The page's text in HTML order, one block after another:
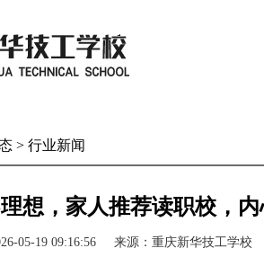
> 行业新闻
想，家人推荐读职校，
05-19 09:16:56 来源： 重庆新华技工学校